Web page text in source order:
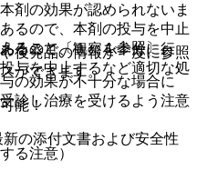
剤の効果が認められないま
るので、本剤の投与を中止
ること〔１．１参照〕。
の効果が不十分な場合に
診し治療を受けるよう注意
る注意）
るので、観察を十分に行
与を中止するなど適切な処
後発品の情報が一度に参照
ができます。
能！
の添付文書および安全性